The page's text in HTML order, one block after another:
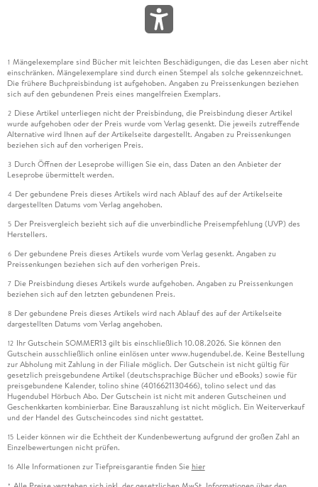
1 Mängelexemplare sind Bücher mit leichten Beschädigungen, die das Lesen aber nicht
einschränken. Mängelexemplare sind durch einen Stempel als solche gekennzeichnet.
Die frühere Buchpreisbindung ist aufgehoben. Angaben zu Preissenkungen beziehen
sich auf den gebundenen Preis eines mangelfreien Exemplars.
2 Diese Artikel unterliegen nicht der Preisbindung, die Preisbindung dieser Artikel
wurde aufgehoben oder der Preis wurde vom Verlag gesenkt. Die jeweils zutreffende
Alternative wird Ihnen auf der Artikelseite dargestellt. Angaben zu Preissenkungen
beziehen sich auf den vorherigen Preis.
3 Durch Öffnen der Leseprobe willigen Sie ein, dass Daten an den Anbieter der
Leseprobe übermittelt werden.
4 Der gebundene Preis dieses Artikels wird nach Ablauf des auf der Artikelseite
dargestellten Datums vom Verlag angehoben.
5 Der Preisvergleich bezieht sich auf die unverbindliche Preisempfehlung (UVP) des
Herstellers.
6 Der gebundene Preis dieses Artikels wurde vom Verlag gesenkt. Angaben zu
Preissenkungen beziehen sich auf den vorherigen Preis.
7 Die Preisbindung dieses Artikels wurde aufgehoben. Angaben zu Preissenkungen
beziehen sich auf den letzten gebundenen Preis.
8 Der gebundene Preis dieses Artikels wird nach Ablauf des auf der Artikelseite
dargestellten Datums vom Verlag angehoben.
12 Ihr Gutschein SOMMER13 gilt bis einschließlich 10.08.2026. Sie können den
Gutschein ausschließlich online einlösen unter www.hugendubel.de. Keine Bestellung
zur Abholung mit Zahlung in der Filiale möglich. Der Gutschein ist nicht gültig für
gesetzlich preisgebundene Artikel (deutschsprachige Bücher und eBooks) sowie für
preisgebundene Kalender, tolino shine (4016621130466), tolino select und das
Hugendubel Hörbuch Abo. Der Gutschein ist nicht mit anderen Gutscheinen und
Geschenkkarten kombinierbar. Eine Barauszahlung ist nicht möglich. Ein Weiterverkauf
und der Handel des Gutscheincodes sind nicht gestattet.
15 Leider können wir die Echtheit der Kundenbewertung aufgrund der großen Zahl an
Einzelbewertungen nicht prüfen.
16 Alle Informationen zur Tiefpreisgarantie finden Sie hier